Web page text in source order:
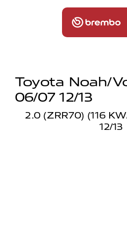
Toyota Noah/
06/07 12/13
2.0 (ZRR70) (116
12/13